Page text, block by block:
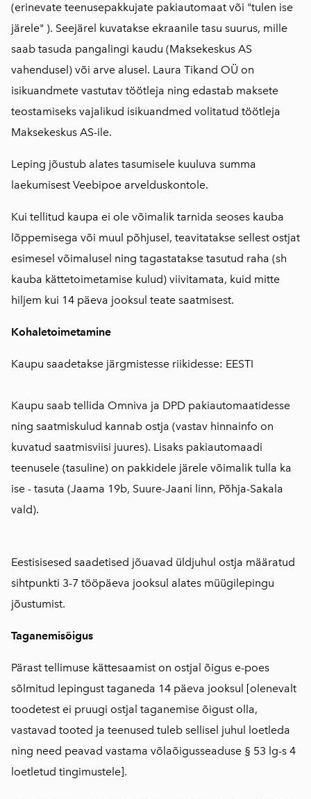
(erinevate teenusepakkujate pakiautomaat või "tulen ise
järele" ). Seejärel kuvatakse ekraanile tasu suurus, mille
saab tasuda pangalingi kaudu (Maksekeskus AS
vahendusel) või arve alusel. Laura Tikand OÜ on
isikuandmete vastutav töötleja ning edastab maksete
teostamiseks vajalikud isikuandmed volitatud töötleja
Maksekeskus AS-ile.
Leping jõustub alates tasumisele kuuluva summa
laekumisest Veebipoe arvelduskontole.
Kui tellitud kaupa ei ole võimalik tarnida seoses kauba
lõppemisega või muul põhjusel, teavitatakse sellest ostjat
esimesel võimalusel ning tagastatakse tasutud raha (sh
kauba kättetoimetamise kulud) viivitamata, kuid mitte
hiljem kui 14 päeva jooksul teate saatmisest.
Kohaletoimetamine
Kaupu saadetakse järgmistesse riikidesse: EESTI
Kaupu saab tellida Omniva ja DPD pakiautomaatidesse
ning saatmiskulud kannab ostja (vastav hinnainfo on
kuvatud saatmisviisi juures). Lisaks pakiautomaadi
teenusele (tasuline) on pakkidele järele võimalik tulla ka
ise - tasuta (Jaama 19b, Suure-Jaani linn, Põhja-Sakala
vald).
Eestisisesed saadetised jõuavad üldjuhul ostja määratud
sihtpunkti 3-7 tööpäeva jooksul alates müügilepingu
jõustumist.
Taganemisõigus
Pärast tellimuse kättesaamist on ostjal õigus e-poes
sõlmitud lepingust taganeda 14 päeva jooksul [olenevalt
toodetest ei pruugi ostjal taganemise õigust olla,
vastavad tooted ja teenused tuleb sellisel juhul loetleda
ning need peavad vastama võlaõigusseaduse § 53 lg-s 4
loetletud tingimustele].